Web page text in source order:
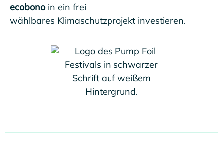
ecobonoin ein frei
wählbares Klimaschutzprojekt investieren.